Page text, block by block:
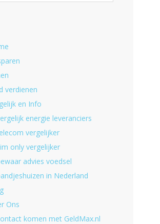
verdienen
en Info
energie leveranciers
vergelijker
only vergelijker
advies voedsel
in Nederland
Ons
komen met GeldMax.nl